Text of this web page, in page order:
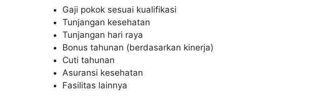
Gaji pokok sesuai kualifikasi
Tunjangan kesehatan
Tunjangan hari raya
Bonus tahunan (berdasarkan kinerja)
Cuti tahunan
Asuransi kesehatan
Fasilitas lainnya